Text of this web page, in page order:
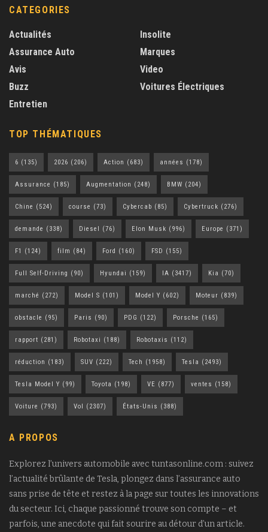
CATEGORIES
Actualités
Assurance Auto
Avis
Buzz
Entretien
Insolite
Marques
Video
Voitures Électriques
TOP THÉMATIQUES
6 (135) 2026 (206) Action (683) années (178)
Assurance (185) Augmentation (248) BMW (204)
Chine (524) course (73) Cybercab (85) Cybertruck (276)
demande (338) Diesel (76) Elon Musk (996) Europe (371)
F1 (124) film (84) Ford (160) FSD (155)
Full Self-Driving (90) Hyundai (159) IA (3417) Kia (70)
marché (272) Model S (101) Model Y (602) Moteur (839)
obstacle (95) Paris (90) PDG (122) Porsche (165)
rapport (281) Robotaxi (188) Robotaxis (112)
réduction (183) SUV (222) Tech (1958) Tesla (2493)
Tesla Model Y (99) Toyota (198) VE (877) ventes (158)
Voiture (793) Vol (2307) États-Unis (388)
A PROPOS
Explorez l’univers automobile avec tuntasonline.com : suivez
l’actualité brûlante de Tesla, plongez dans l’assurance auto
sans prise de tête et restez à la page sur toutes les innovations
du secteur. Ici, chaque passionné trouve son compte – et
parfois, une anecdote qui fait sourire au détour d’un article.